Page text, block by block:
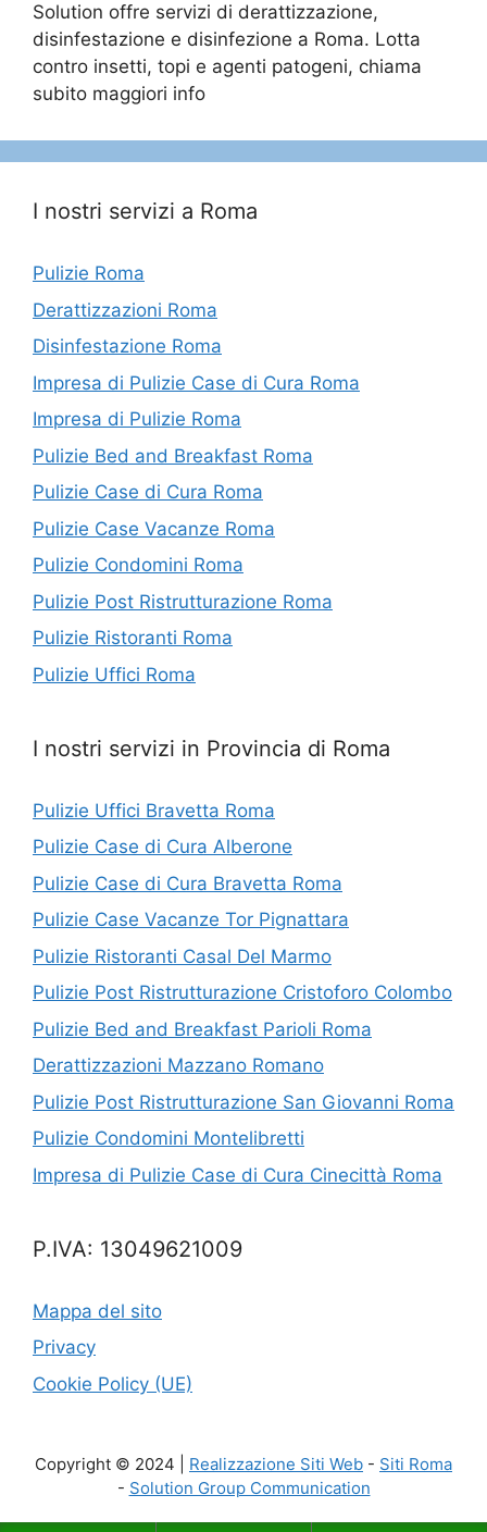
Solution offre servizi di derattizzazione,
disinfestazione e disinfezione a Roma. Lotta
contro insetti, topi e agenti patogeni, chiama
subito maggiori info
I nostri servizi a Roma
Pulizie Roma
Derattizzazioni Roma
Disinfestazione Roma
Impresa di Pulizie Case di Cura Roma
Impresa di Pulizie Roma
Pulizie Bed and Breakfast Roma
Pulizie Case di Cura Roma
Pulizie Case Vacanze Roma
Pulizie Condomini Roma
Pulizie Post Ristrutturazione Roma
Pulizie Ristoranti Roma
Pulizie Uffici Roma
I nostri servizi in Provincia di Roma
Pulizie Uffici Bravetta Roma
Pulizie Case di Cura Alberone
Pulizie Case di Cura Bravetta Roma
Pulizie Case Vacanze Tor Pignattara
Pulizie Ristoranti Casal Del Marmo
Pulizie Post Ristrutturazione Cristoforo Colombo
Pulizie Bed and Breakfast Parioli Roma
Derattizzazioni Mazzano Romano
Pulizie Post Ristrutturazione San Giovanni Roma
Pulizie Condomini Montelibretti
Impresa di Pulizie Case di Cura Cinecittà Roma
P.IVA: 13049621009
Mappa del sito
Privacy
Cookie Policy (UE)
Copyright © 2024 | Realizzazione Siti Web - Siti Roma
- Solution Group Communication